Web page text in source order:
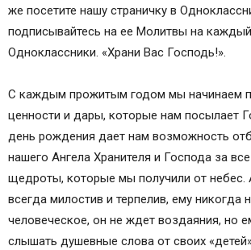
же посетите нашу страничку в
подписывайтесь на ее Молитвы на
Одноклассники. «Храни Вас Господь!».
С каждым прожитым годом мы начинаем
ценности и дары, которые нам посылает
день рождения дает нам возможность
нашего Ангела Хранителя и Господа за
щедроты, которые мы получили от небес.
всегда милостив и терпелив, ему никогда
человеческое, он не ждет воздаяния, но
слышать душевные слова от своих